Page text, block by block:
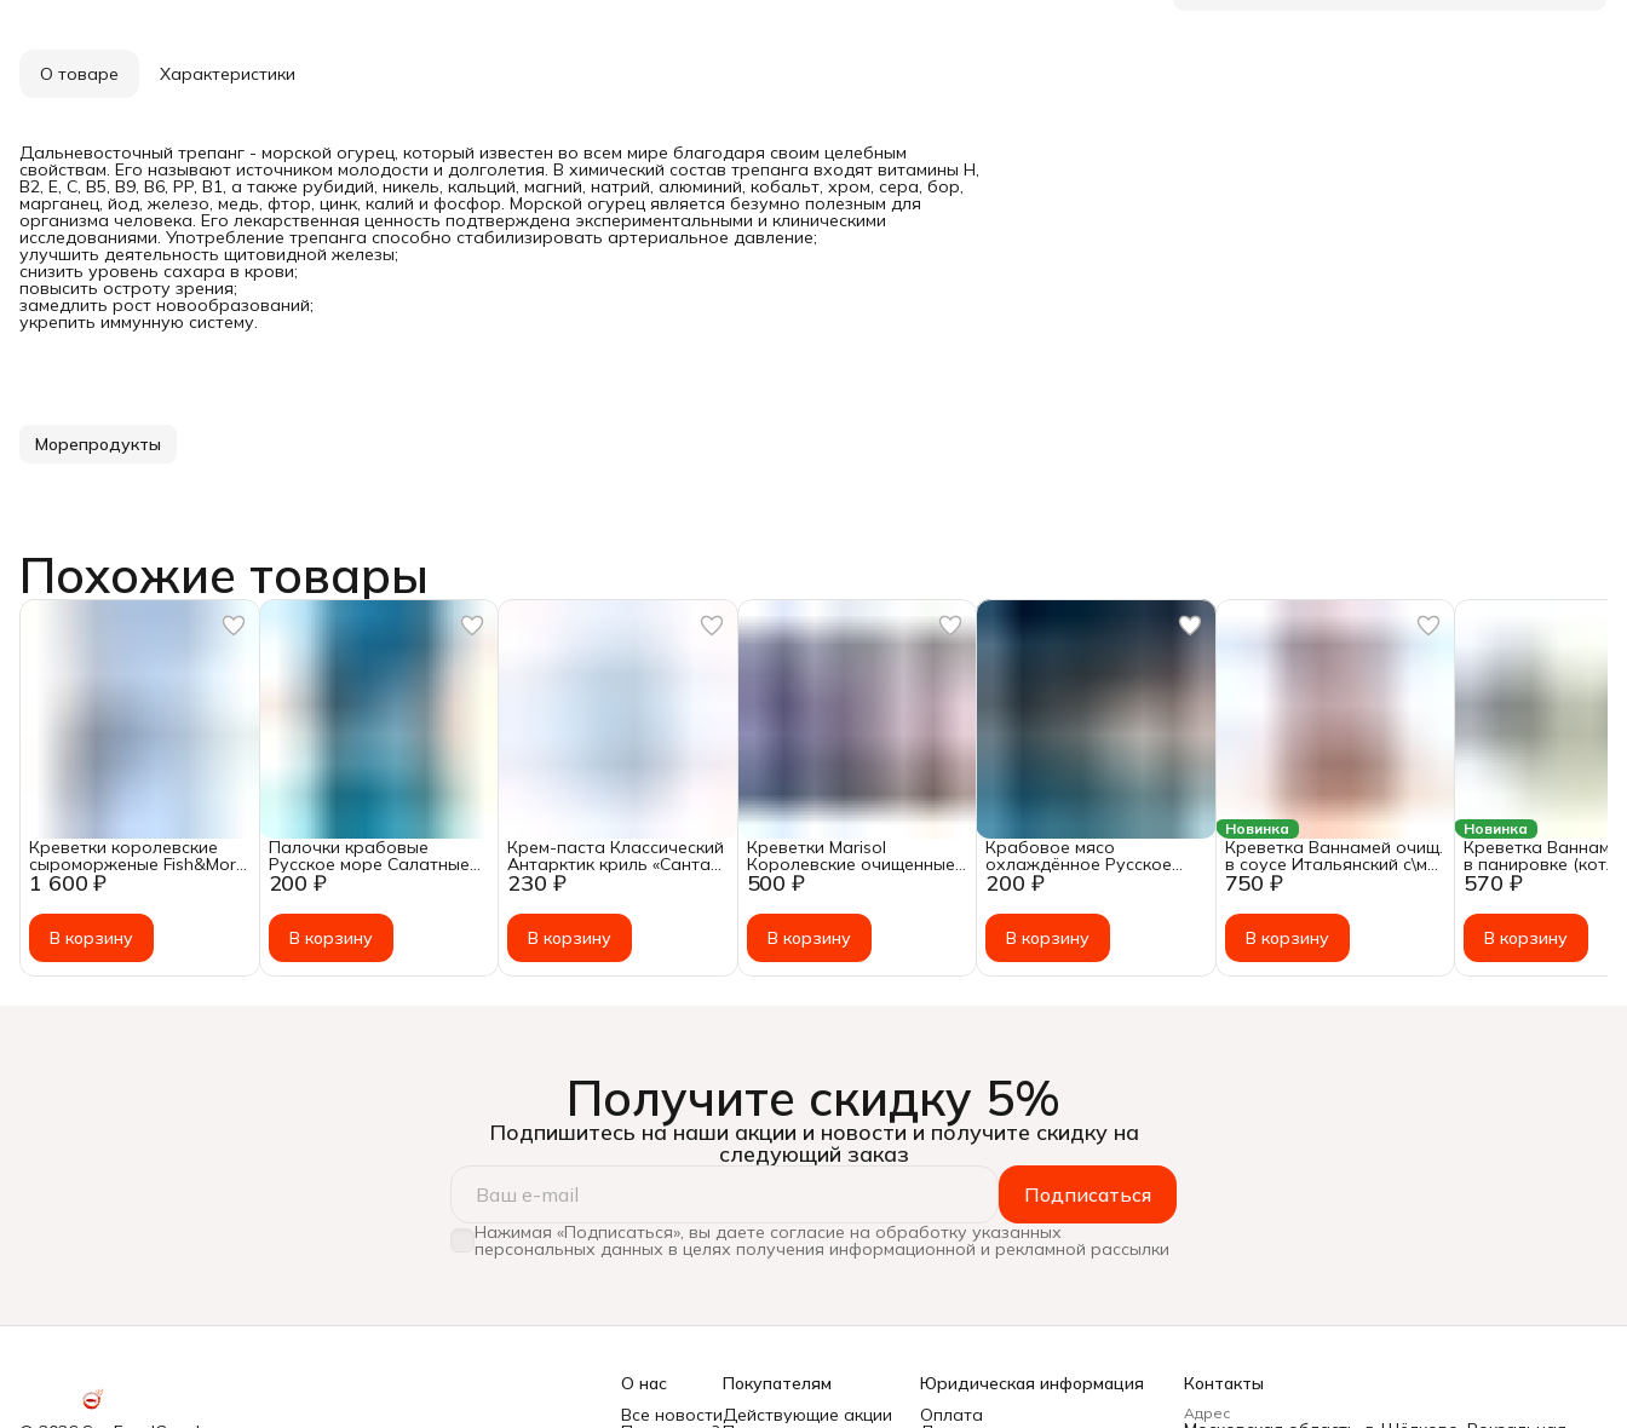
О товаре Характеристики
Дальневосточный трепанг - морской огурец, который известен во всем мире благодаря своим целебным
свойствам. Его называют источником молодости и долголетия. В химический состав трепанга входят витамины H,
B2, E, C, B5, B9, B6, PP, B1, а также рубидий, никель, кальций, магний, натрий, алюминий, кобальт, хром, сера, бор,
марганец, йод, железо, медь, фтор, цинк, калий и фосфор. Морской огурец является безумно полезным для
организма человека. Его лекарственная ценность подтверждена экспериментальными и клиническими
исследованиями. Употребление трепанга способно стабилизировать артериальное давление;
улучшить деятельность щитовидной железы;
снизить уровень сахара в крови;
повысить остроту зрения;
замедлить рост новообразований;
укрепить иммунную систему.
Морепродукты
Похожие товары
1 600 ₽
Креветки королевские
сыроморженые Fish&More
очищенные с хвостом
21/25, 1000г
В корзину
200 ₽
Палочки крабовые
Русское море Салатные
имитация 200г
В корзину
230 ₽
Крем-паста Классический
Антарктик криль «Санта
Бремор» 150 г
В корзину
500 ₽
Креветки Marisol
Королевские очищенные
150+ замороженные 250 г
В корзину
200 ₽
Крабовое мясо
охлаждённое Русское
море Салатное
имитированное, 200г
В корзину
Новинка
750 ₽
Креветка Ваннамей очищ.
в соусе Итальянский с\м
0,4кг*8 1/3,2кг Fish&More
В корзину
Новинка
570 ₽
Креветка
в панировке
ЭБИ КАЦУ ~300г
В корзину
Получите скидку 5%
Подпишитесь на наши акции и новости и получите скидку на
следующий заказ
Подписаться
Нажимая «Подписаться», вы даете согласие на обработку указанных
персональных данных в целях получения информационной и рекламной рассылки
О нас
Все новости
Покупателям
Действующие акции
Юридическая информация
Оплата
Контакты
Адрес